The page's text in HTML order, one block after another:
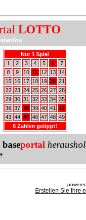
LOTTO
Nur 1 Spiel
1
2 3 4 5 6
7
8
9 10 11 12 13
14
15
16 17 18 19 20 21
22 23 24 25 26 27 28
29 30 31 32 33 34 35
36 37 38 39 40 41
42
43 44 45 46 47 48 49
6 Zahlen getippt!
baseportal
Erstellen Sie Ihre